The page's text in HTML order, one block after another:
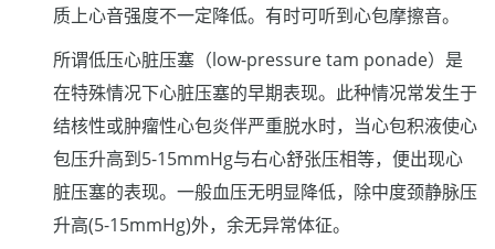
质上心音强度不一定降低。有时可听到心包摩擦音。
所谓低压心脏压塞（low-pressure tam ponade）是
在特殊情况下心脏压塞的早期表现。此种情况常发生于
结核性或肿瘤性心包炎伴严重脱水时，当心包积液使心
包压升高到5-15mmHg与右心舒张压相等，便出现心
脏压塞的表现。一般血压无明显降低，除中度颈静脉压
升高(5-15mmHg)外，余无异常体征。